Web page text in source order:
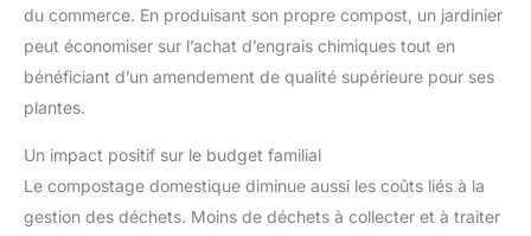
du commerce. En produisant son propre compost, un jardinier
peut économiser sur l’achat d’engrais chimiques tout en
bénéficiant d’un amendement de qualité supérieure pour ses
plantes.
Un impact positif sur le budget familial
Le compostage domestique diminue aussi les coûts liés à la
gestion des déchets. Moins de déchets à collecter et à traiter